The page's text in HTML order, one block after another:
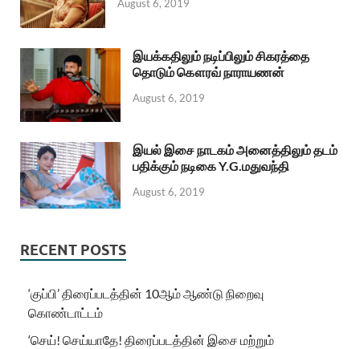
August 6, 2019
இயக்கதிலும் நடிப்பிலும் சிகரத்தை
தொடும் கௌரவ் நாராயணன்
August 6, 2019
இயல் இசை நாடகம் அனைத்திலும் தடம்
பதிக்கும் நடிகை Y.G.மதுவந்தி
August 6, 2019
RECENT POSTS
‘குப்பி’ திரைப்படத்தின் 10ஆம் ஆண்டு நிறைவு
கொண்டாட்டம்
‘செய்! செய்யாதே! திரைப்படத்தின் இசை மற்றும்